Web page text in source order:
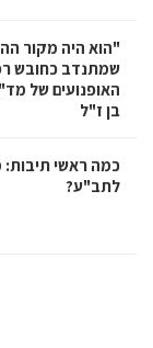
"הוא היה מקור
שמתנדב כחובש
האופנועים של
בן ז"ל
כמה ראשי
לתב"ע?